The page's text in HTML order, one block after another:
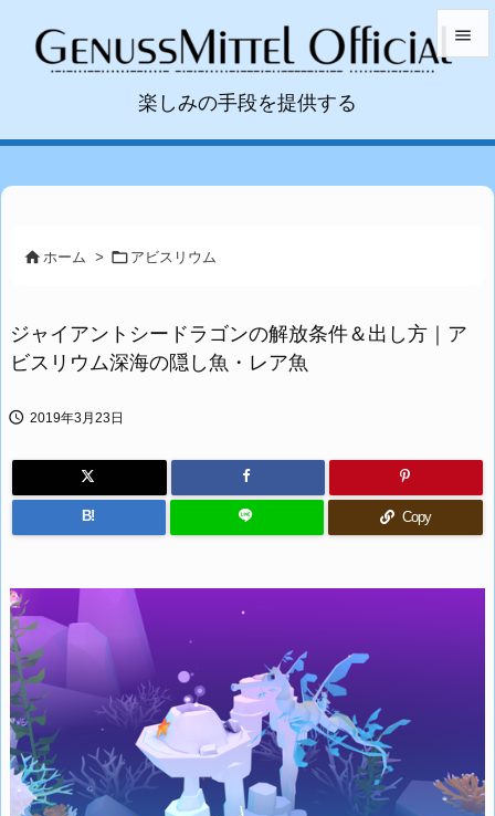
楽しみの手段を提供する


検索
 ホーム >  アビスリウム
ジャイアントシードラゴンの解放条件＆出し方｜ア
ビスリウム深海の隠し魚・レア魚
 2019年3月23日
B! Copy